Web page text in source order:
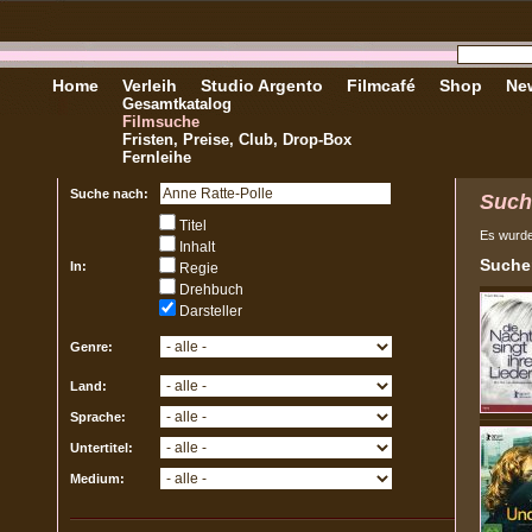
Home Verleih
Gesamtkatalog
Filmsuche
Fristen, Preise, Club, Drop-Box
Fernleihe
Studio Argento Filmcafé Shop
Suche nach:
In:
Titel
Inhalt
Regie
Drehbuch
Darsteller
Genre:
Land:
Sprache:
Untertitel:
Medium:
Es